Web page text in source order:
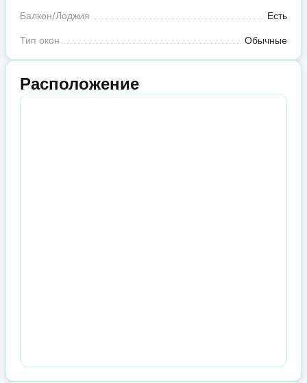
Балкон/Лоджия Есть
Тип окон Обычные
Расположение